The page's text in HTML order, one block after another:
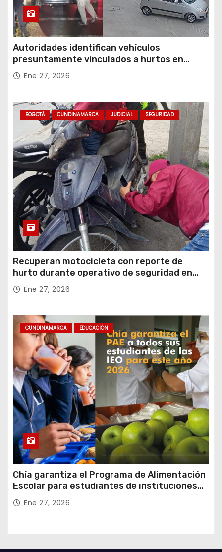
Autoridades identifican vehículos
presuntamente vinculados a hurtos en
conjuntos residenciales de Zipaquirá
Ene 27, 2026
BOGOTÁ CUNDINAMARCA JUDICIAL SEGURIDAD
Recuperan motocicleta con reporte de
hurto durante operativo de seguridad en
Rafael Uribe Uribe
Ene 27, 2026
CUNDINAMARCA EDUCACIÓN
Chía garantiza el Programa de Alimentación
Escolar para estudiantes de instituciones
oficiales
Ene 27, 2026